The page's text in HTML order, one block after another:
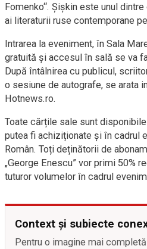
Fomenko“. Șișkin este unul
ai literaturii ruse contemporane
Intrarea la eveniment, în Sala
gratuită și accesul în sală se va
După întâlnirea cu publicul,
o sesiune de autografe, se arata
Hotnews.ro.
Toate cărțile sale sunt
putea fi achiziționate și în cadrul
Român. Toți deținătorii de
„George Enescu” vor primi 50%
tuturor volumelor în cadrul
Context și subiecte
Pentru o imagine mai